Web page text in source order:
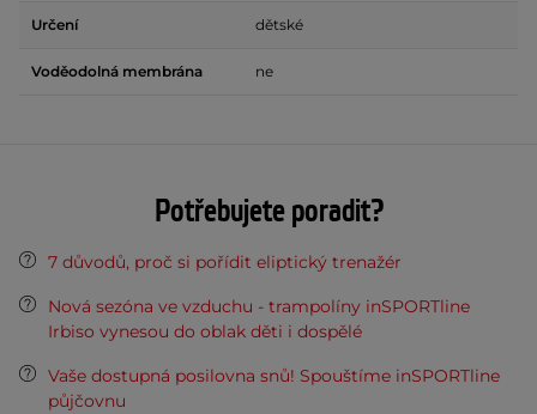
Určení dětské
Voděodolná membrána ne
Potřebujete poradit?
7 důvodů, proč si pořídit eliptický trenažér
Nová sezóna ve vzduchu - trampolíny inSPORTline
Irbiso vynesou do oblak děti i dospělé
Vaše dostupná posilovna snů! Spouštíme inSPORTline
půjčovnu